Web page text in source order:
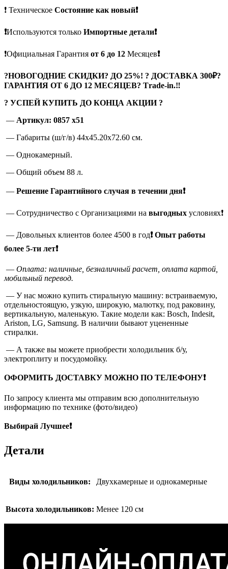
❗ Техническое Состояние как новый❗
❗Используются только Импортные детали❗
❗Официальная Гарантия от 6 до 12 Месяцев❗
?НОВОГОДНИЕ СКИДКИ? ДО 25%! ? ДОСТАВКА 300₽?
ГАРАНТИЯ ОТ 6 ДО 12 МЕСЯЦЕВ? Тrade-in.‼
? УСПЕЙ КУПИТЬ ДО КОНЦА АКЦИИ ?
— Артикул: 0857 х51
— Габариты (ш/г/в) 44х45.20х72.60 см.
— Однокамерный.
— Общий объем 88 л.
— Решение Гарантийного случая в течении дня❗
— Сотрудничество с Организациями на выгодных условиях❗
— Довольных клиентов более 4500 в год❗ Опыт работы
более 5-ти лет❗
— Оплата: наличные, безналичный расчет, оплата картой,
мобильный перевод.
— У нас можно купить стиральную машину: встраиваемую,
отдельностоящую, узкую, широкую, малютку, под раковину,
вертикальную, маленькую. Такие модели как: Bosch, Indesit,
Ariston, LG, Samsung. В наличии бывают уцененные
стиралки.
— А также вы можете приобрести холодильник б/у,
электроплиту и посудомойку.
ОФОРМИТЬ ДОСТАВКУ МОЖНО ПО ТЕЛЕФОНУ❗
По запросу клиента мы отправим всю дополнительную
информацию по технике (фото/видео)
Выбирай Лучшее❗
Детали
Виды холодильников: Двухкамерные и однокамерные
Высота холодильников: Менее 120 см